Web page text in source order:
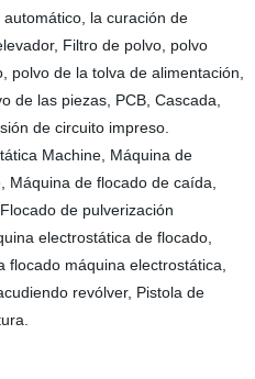
la curación de
Filtro de polvo, polvo
polvo de la tolva de alimentación,
de las piezas, PCB, Cascada,
de circuito impreso.
Machine, Máquina de
Máquina de flocado de caída,
de pulverización
electrostática de flocado,
máquina electrostática,
revólver, Pistola de